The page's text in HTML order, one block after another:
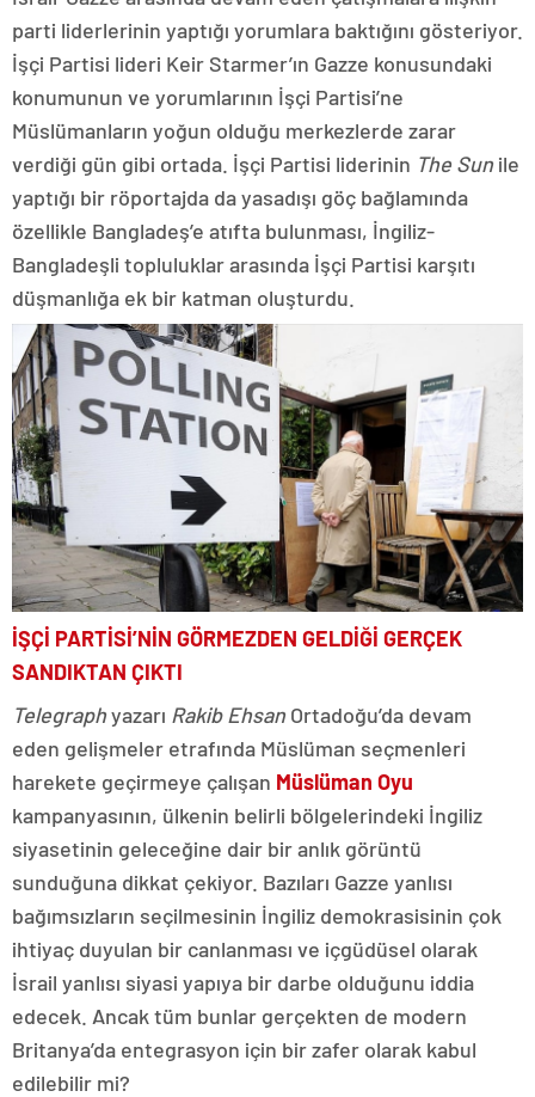
parti liderlerinin yaptığı yorumlara baktığını gösteriyor.
İşçi Partisi lideri Keir Starmer’ın Gazze konusundaki
konumunun ve yorumlarının İşçi Partisi’ne
Müslümanların yoğun olduğu merkezlerde zarar
verdiği gün gibi ortada. İşçi Partisi liderinin The Sun ile
yaptığı bir röportajda da yasadışı göç bağlamında
özellikle Bangladeş’e atıfta bulunması, İngiliz-
Bangladeşli topluluklar arasında İşçi Partisi karşıtı
düşmanlığa ek bir katman oluşturdu.
İŞÇİ PARTİSİ’NİN GÖRMEZDEN GELDİĞİ GERÇEK
SANDIKTAN ÇIKTI
Telegraphyazarı Rakib Ehsan Ortadoğu’da devam
eden gelişmeler etrafında Müslüman seçmenleri
harekete geçirmeye çalışan Müslüman Oyu
kampanyasının, ülkenin belirli bölgelerindeki İngiliz
siyasetinin geleceğine dair bir anlık görüntü
sunduğuna dikkat çekiyor. Bazıları Gazze yanlısı
bağımsızların seçilmesinin İngiliz demokrasisinin çok
ihtiyaç duyulan bir canlanması ve içgüdüsel olarak
İsrail yanlısı siyasi yapıya bir darbe olduğunu iddia
edecek. Ancak tüm bunlar gerçekten de modern
Britanya’da entegrasyon için bir zafer olarak kabul
edilebilir mi?